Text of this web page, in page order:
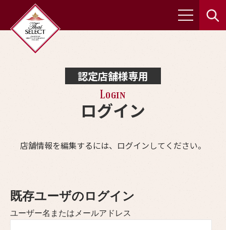
認定店舗様専用
Login
ログイン
店舗情報を編集するには、ログインしてください。
既存ユーザのログイン
ユーザー名またはメールアドレス